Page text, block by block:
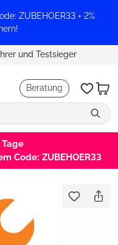
ZUBEHOER33 + 2%
und Testsieger
Beratung
Tage
Code: ZUBEHOER33